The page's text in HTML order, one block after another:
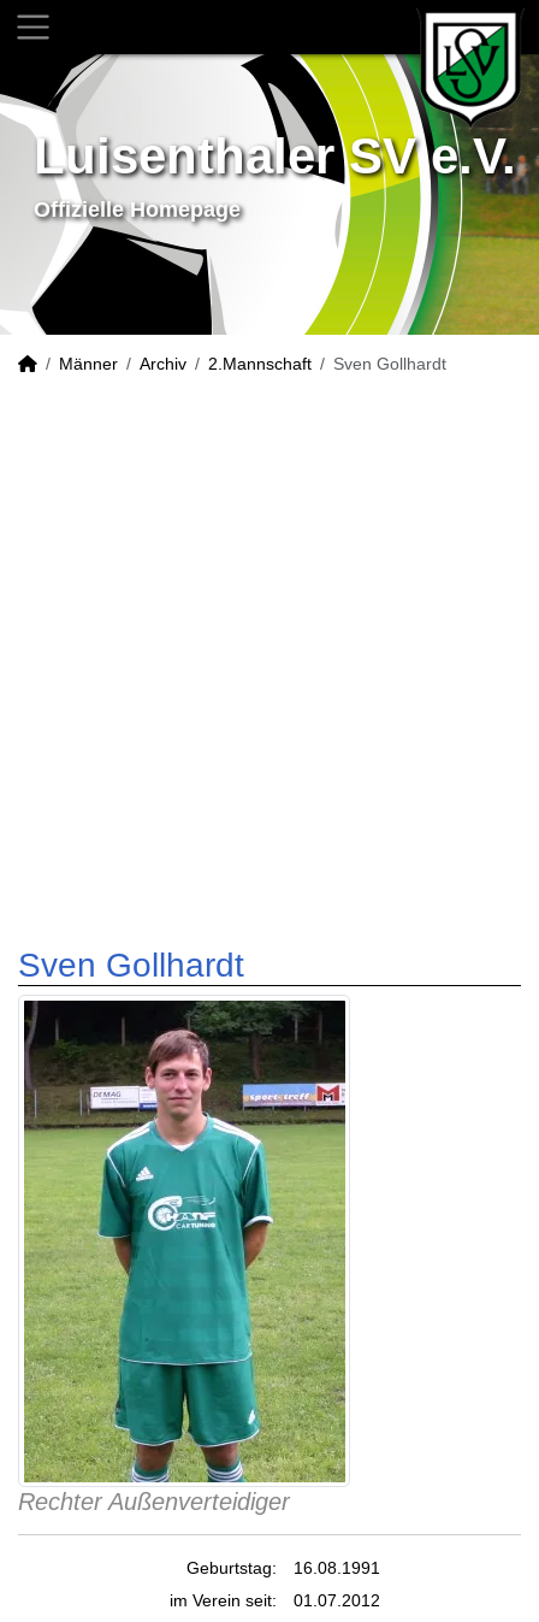
Luisenthaler SV e.V.
Offizielle Homepage
Männer Archiv 2.Mannschaft Sven Gollhardt
Sven Gollhardt
Rechter Außenverteidiger
Geburtstag:
16.08.1991
im Verein seit:
01.07.2012